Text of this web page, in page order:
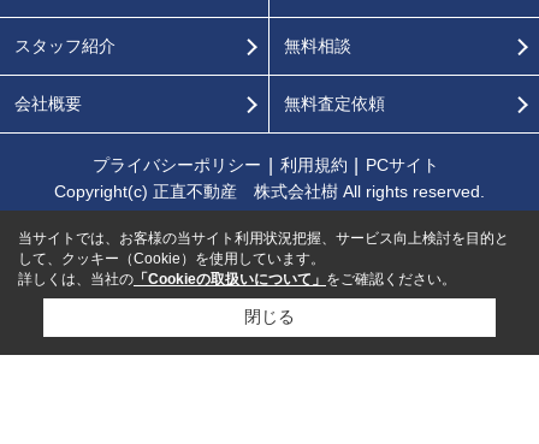
スタッフ紹介
会社概要
無料相談
無料査定依頼
プライバシーポリシー 利用規約
PCサイト
Copyright(c) 正直不動産 株式会社樹 All rights reserved.
当サイトでは、お客様の当サイト利用状況把握、サービス向上検討を目的と
して、クッキー（Cookie）を使用しています。
詳しくは、当社の 「Cookieの取扱いについて」 をご確認ください。
閉じる